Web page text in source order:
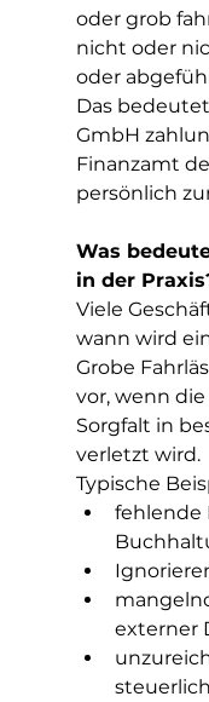
oder grob
nicht oder
oder
Das
GmbH
Finanzamt
persönlich
Was
in der
Viele
wann wird
Grobe
vor, wenn
Sorgfalt in
verletzt wird.
Typische
fehlende
externer